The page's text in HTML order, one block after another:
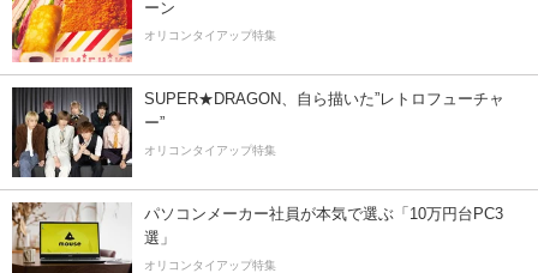
ーン
オリコンタイアップ特集
SUPER★DRAGON、自ら描いた”レトロフューチャ
ー”
オリコンタイアップ特集
パソコンメーカー社員が本気で選ぶ「10万円台PC3
選」
オリコンタイアップ特集